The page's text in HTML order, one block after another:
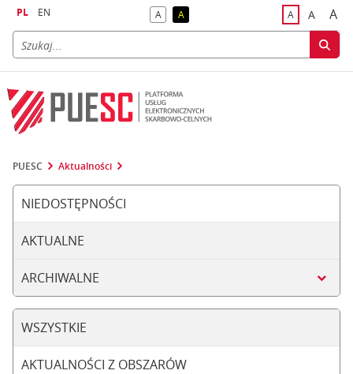
PL EN Akontrast domyślny
Akontrast żółty tekst na czarnym tle
Adomyślna
A A
PUESC Aktualności
NIEDOSTĘPNOŚCI
AKTUALNE
ARCHIWALNE
WSZYSTKIE
AKTUALNOŚCI Z OBSZARÓW